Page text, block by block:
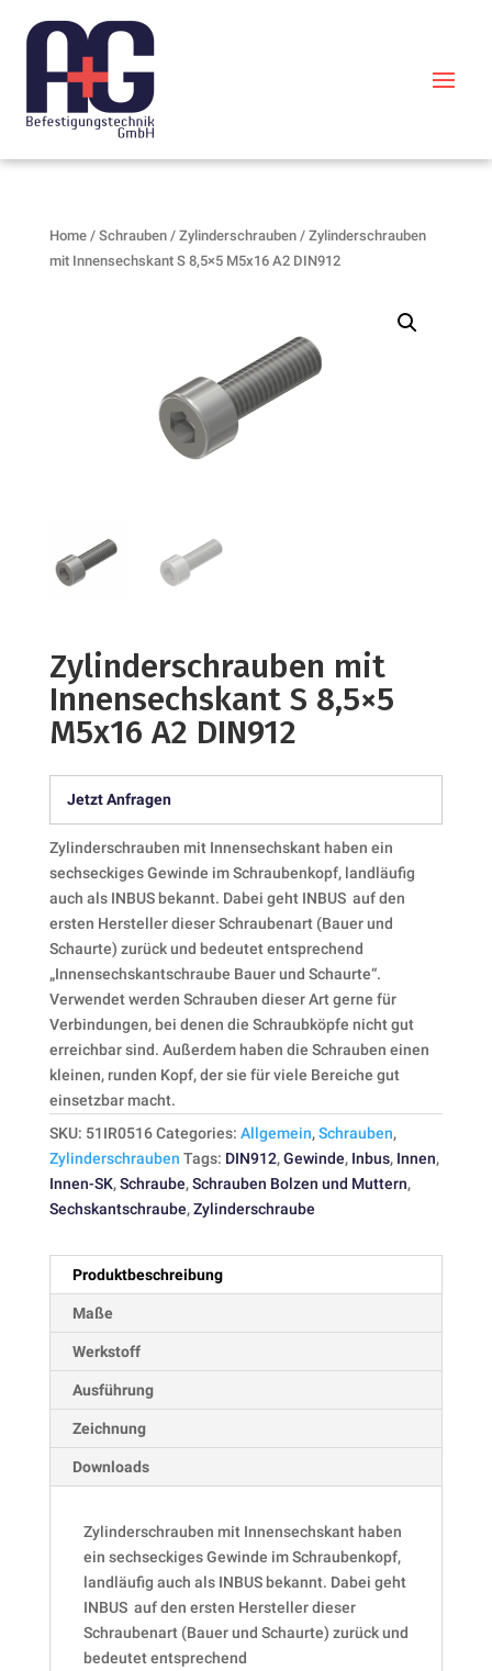
Home/ Schrauben/ Zylinderschrauben/ Zylinderschrauben
mit Innensechskant S 8,5×5 M5x16 A2 DIN912
Zylinderschrauben mit
Innensechskant S 8,5×5
M5x16 A2 DIN912
Jetzt Anfragen
Zylinderschrauben mit Innensechskant haben ein
sechseckiges Gewinde im Schraubenkopf, landläufig
auch als INBUS bekannt. Dabei geht INBUS auf den
ersten Hersteller dieser Schraubenart (Bauer und
Schaurte) zurück und bedeutet entsprechend
„Innensechskantschraube Bauer und Schaurte“.
Verwendet werden Schrauben dieser Art gerne für
Verbindungen, bei denen die Schraubköpfe nicht gut
erreichbar sind. Außerdem haben die Schrauben einen
kleinen, runden Kopf, der sie für viele Bereiche gut
einsetzbar macht.
SKU: 51IR0516 Categories: Allgemein,Schrauben,
Zylinderschrauben Tags: DIN912,Gewinde, Inbus, Innen,
Innen-SK,Schraube,Schrauben Bolzen und Muttern,
Sechskantschraube,Zylinderschraube
Produktbeschreibung
Maße
Werkstoff
Ausführung
Zeichnung
Downloads
Zylinderschrauben mit Innensechskant haben
ein sechseckiges Gewinde im Schraubenkopf,
landläufig auch als INBUS bekannt. Dabei geht
INBUS auf den ersten Hersteller dieser
Schraubenart (Bauer und Schaurte) zurück und
bedeutet entsprechend